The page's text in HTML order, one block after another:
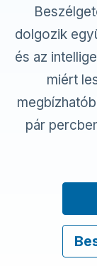
dolgozik
és az
miért
pár